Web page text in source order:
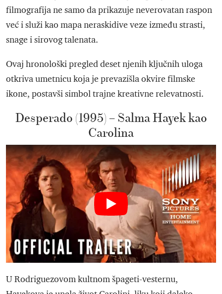
filmografija ne samo da prikazuje neverovatan raspon
već i služi kao mapa neraskidive veze između strasti,
snage i sirovog talenata.
Ovaj hronološki pregled deset njenih ključnih uloga
otkriva umetnicu koja je prevazišla okvire filmske
ikone, postavši simbol trajne kreativne relevatnosti.
Desperado (1995) – Salma Hayek kao
Carolina
U Rodriguezovom kultnom špageti-vesternu,